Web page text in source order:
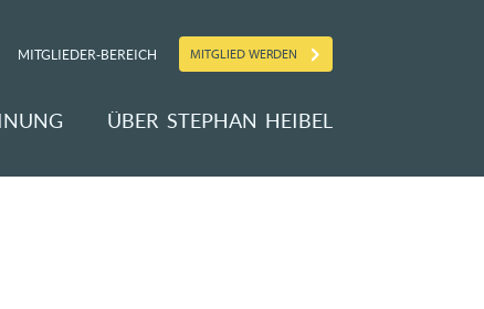
MITGLIEDER-BEREICH MITGLIED WERDEN
ÜBER STEPHAN HEIBEL